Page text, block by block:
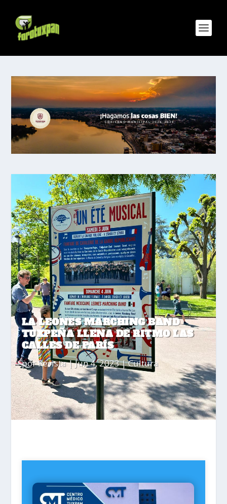
LA LEONES MARCHING BAND
TUXPEÑA LLENA DE RITMO LAS
CALLES DE PARÍS
porRevista|Jun 4, 2023|Cultura